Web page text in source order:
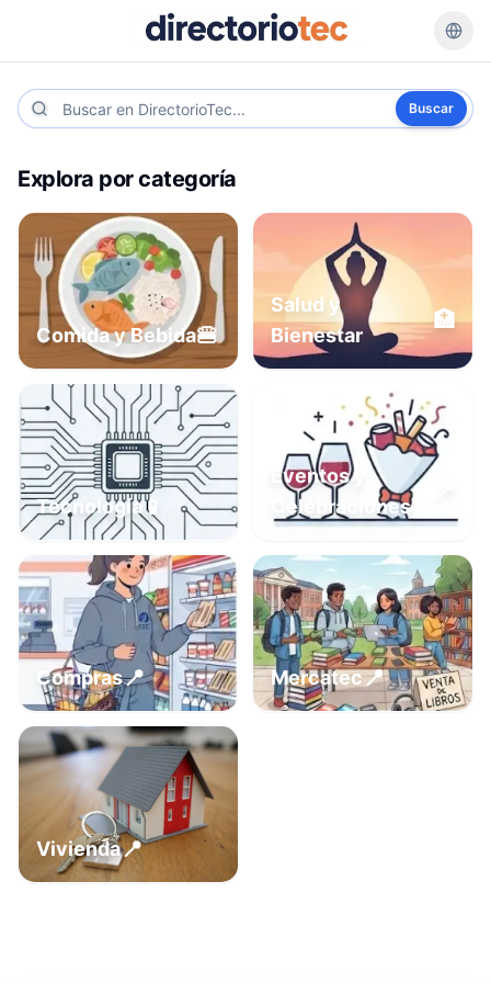
Buscar
Explora por categoría
Comida y Bebida🍔
Salud y
Bienestar
🏥
Tecnología📱
Eventos y
Celebraciones
Compras📍 Mercatec📍
Vivienda📍